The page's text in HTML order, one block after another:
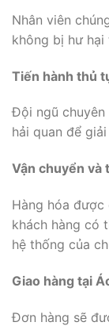
Nhân viên
không bị hư hại
Tiến hành thủ
Đội ngũ
hải quan để
Vận chuyển và
Hàng hóa
khách hàng có
hệ thống của
Giao hàng tại
Đơn hàng sẽ